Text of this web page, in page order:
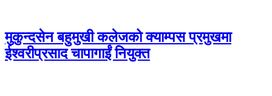
मुकुन्दसेन बहुमुखी कलेजको क्याम्पस प्रमुखमा
ईश्वरीप्रसाद चापागाईं नियुक्त